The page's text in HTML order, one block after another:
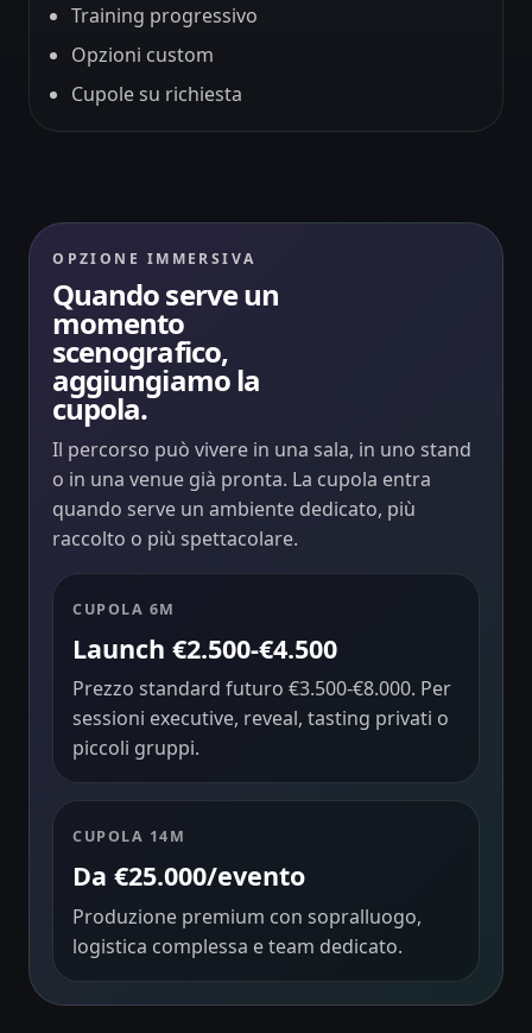
Training progressivo
Opzioni custom
Cupole su richiesta
OPZIONE IMMERSIVA
Quando serve un
momento
scenografico,
aggiungiamo la
cupola.
Il percorso può vivere in una sala, in uno stand
o in una venue già pronta. La cupola entra
quando serve un ambiente dedicato, più
raccolto o più spettacolare.
CUPOLA 6M
Launch €2.500-€4.500
Prezzo standard futuro €3.500-€8.000. Per
sessioni executive, reveal, tasting privati o
piccoli gruppi.
CUPOLA 14M
Da €25.000/evento
Produzione premium con sopralluogo,
logistica complessa e team dedicato.